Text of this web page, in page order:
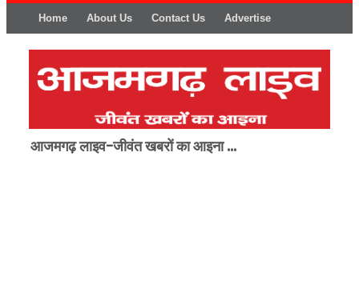
Home About Us Contact Us Advertise
आजमगढ़ लाइव-जीवंत खबरों का आइना ...